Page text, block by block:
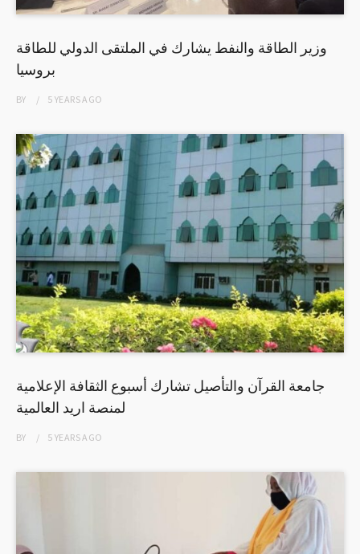
وزير الطاقة والنفط يشارك في الملتقى الدولي للطاقة
بروسيا
BY 5 YEARSAGO
جامعة القرآن والتأصيل تشارك أسبوع الثقافة الإعلامية
لمنصة اريد العالمية
BY 5 YEARSAGO